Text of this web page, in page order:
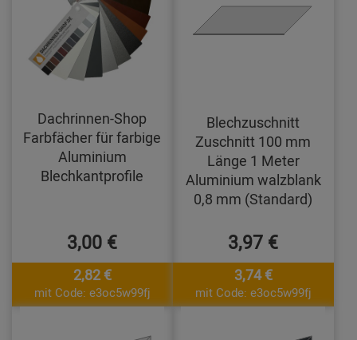
Dachrinnen-Shop
Farbfächer für farbige
Aluminium
Blechkantprofile
3,00 €
2,82 €
mit Code: e3oc5w99fj
Blechzuschnitt
Zuschnitt 100 mm
Länge 1 Meter
Aluminium walzblank
0,8 mm (Standard)
3,97 €
3,74 €
mit Code: e3oc5w99fj